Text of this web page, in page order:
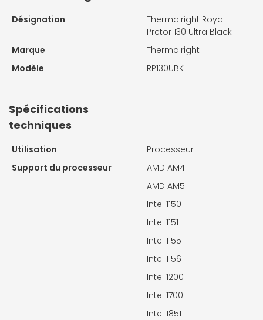
Désignation
Thermalright Royal
Pretor 130 Ultra Black
Marque
Thermalright
Modèle
RP130UBK
Spécifications
techniques
Utilisation
Processeur
Support du processeur
AMD AM4
AMD AM5
Intel 1150
Intel 1151
Intel 1155
Intel 1156
Intel 1200
Intel 1700
Intel 1851